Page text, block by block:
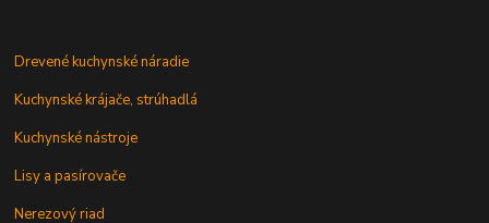
Drevené kuchynské náradie
Kuchynské krájače, strúhadlá
Kuchynské nástroje
Lisy a pasírovače
Nerezový riad